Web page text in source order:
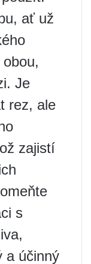
ať už
Je
rez, ale
zajistí
s
a účinný